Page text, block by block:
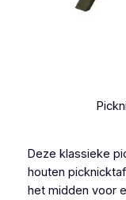
Deze klassieke
houten
het midden voor